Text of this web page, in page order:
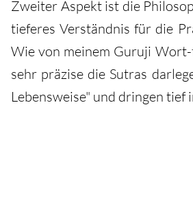
Zweiter Aspekt ist die
tieferes Verständnis für die
Wie von meinem Guruji
sehr präzise die Sutras
Lebensweise" und dringen tief